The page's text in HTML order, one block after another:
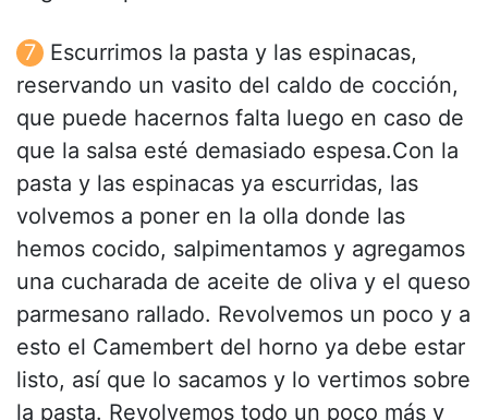
Escurrimos la pasta y las espinacas,
reservando un vasito del caldo de cocción,
que puede hacernos falta luego en caso de
que la salsa esté demasiado espesa.Con la
pasta y las espinacas ya escurridas, las
volvemos a poner en la olla donde las
hemos cocido, salpimentamos y agregamos
una cucharada de aceite de oliva y el queso
parmesano rallado. Revolvemos un poco y a
esto el Camembert del horno ya debe estar
listo, así que lo sacamos y lo vertimos sobre
la pasta. Revolvemos todo un poco más y